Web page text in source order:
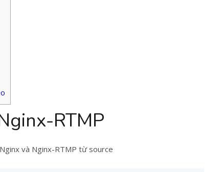
RTMP
và Nginx-RTMP từ source